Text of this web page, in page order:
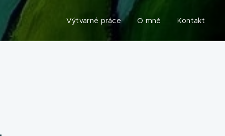
Výtvarné práce O mně Kontakt